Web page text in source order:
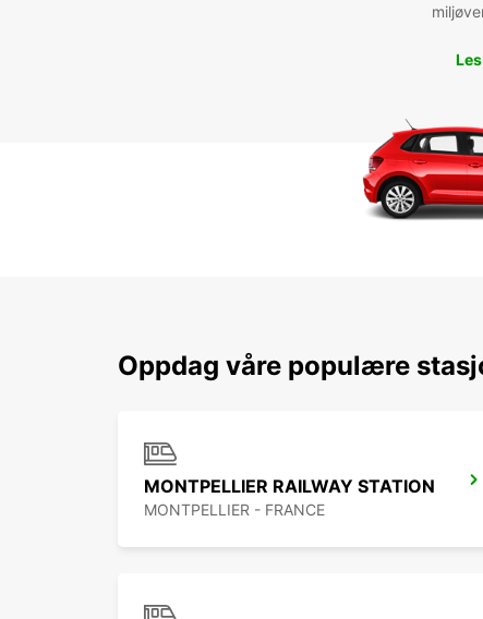
Oppdag våre populære
MONTPELLIER RAILWAY STATION
MONTPELLIER - FRANCE